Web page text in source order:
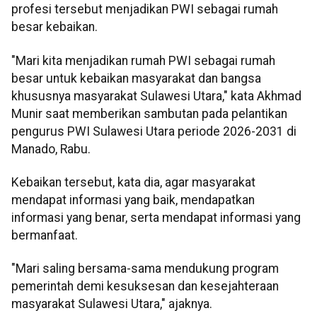
profesi tersebut menjadikan PWI sebagai rumah
besar kebaikan.
"Mari kita menjadikan rumah PWI sebagai rumah
besar untuk kebaikan masyarakat dan bangsa
khususnya masyarakat Sulawesi Utara," kata Akhmad
Munir saat memberikan sambutan pada pelantikan
pengurus PWI Sulawesi Utara periode 2026-2031 di
Manado, Rabu.
Kebaikan tersebut, kata dia, agar masyarakat
mendapat informasi yang baik, mendapatkan
informasi yang benar, serta mendapat informasi yang
bermanfaat.
"Mari saling bersama-sama mendukung program
pemerintah demi kesuksesan dan kesejahteraan
masyarakat Sulawesi Utara," ajaknya.